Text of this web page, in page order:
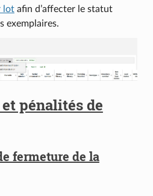
lotafin d’affecter le statut
exemplaires.
pénalités de
fermeture de la